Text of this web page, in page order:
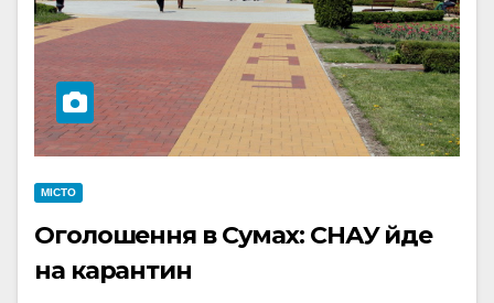
МІСТО
Оголошення в Сумах: СНАУ йде
на карантин